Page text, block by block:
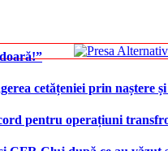
cetățeniei prin naștere
pentru operațiuni